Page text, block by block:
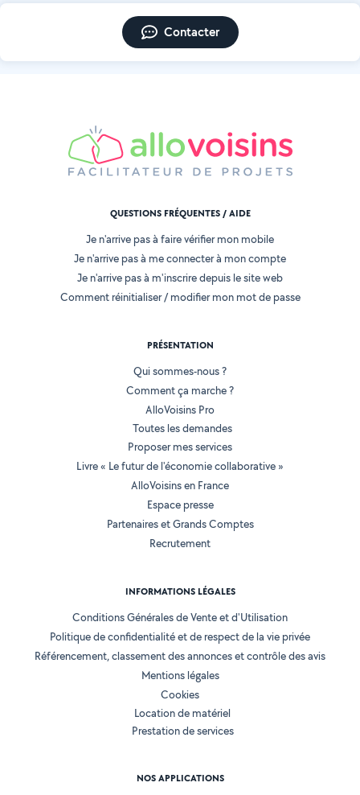
Contacter
QUESTIONS FRÉQUENTES / AIDE
Je n'arrive pas à faire vérifier mon mobile
Je n'arrive pas à me connecter à mon compte
Je n'arrive pas à m'inscrire depuis le site web
Comment réinitialiser / modifier mon mot de passe
PRÉSENTATION
Qui sommes-nous ?
Comment ça marche ?
AlloVoisins Pro
Toutes les demandes
Proposer mes services
Livre « Le futur de l'économie collaborative »
AlloVoisins en France
Espace presse
Partenaires et Grands Comptes
Recrutement
INFORMATIONS LÉGALES
Conditions Générales de Vente et d'Utilisation
Politique de confidentialité et de respect de la vie privée
Référencement, classement des annonces et contrôle des avis
Mentions légales
Cookies
Location de matériel
Prestation de services
NOS APPLICATIONS